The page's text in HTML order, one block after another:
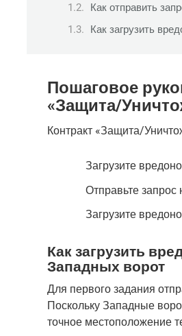
Как отправить
Как загрузить
Пошаговое
«Защита/
Контракт «Защита/
Загрузите
Отправьте запрос
Загрузите
Как загрузить
Западных ворот
Для первого задания
Поскольку Западные
точное местоположение